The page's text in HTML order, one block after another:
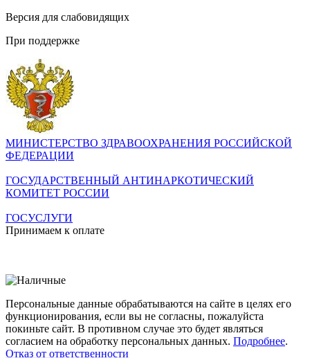
Версия для слабовидящих
При поддержке
МИНИСТЕРСТВО ЗДРАВООХРАНЕНИЯ РОССИЙСКОЙ
ФЕДЕРАЦИИ
ГОСУДАРСТВЕННЫЙ АНТИНАРКОТИЧЕСКИЙ
КОМИТЕТ РОССИИ
ГОСУСЛУГИ
Принимаем к оплате
Персональные данные обрабатываются на сайте в целях его
функционирования, если вы не согласны, пожалуйста
покиньте сайт. В противном случае это будет являться
согласием на обработку персональных данных. Подробнее.
Отказ от ответственности